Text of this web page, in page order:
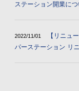
ステーション開業につ
2022/11/01
【リニュ
パーステーション リ